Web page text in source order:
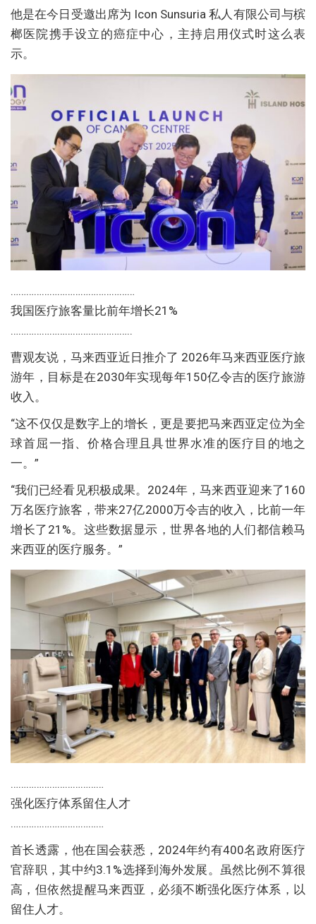
他是在今日受邀出席为 Icon Sunsuria 私人有限公司与槟
榔医院携手设立的癌症中心，主持启用仪式时这么表
示。
…………………………………………
我国医疗旅客量比前年增长21%
………………………………………..
曹观友说，马来西亚近日推介了 2026年马来西亚医疗旅
游年，目标是在2030年实现每年150亿令吉的医疗旅游
收入。
“这不仅仅是数字上的增长，更是要把马来西亚定位为全
球首屈一指、价格合理且具世界水准的医疗目的地之
一。”
“我们已经看见积极成果。2024年，马来西亚迎来了160
万名医疗旅客，带来27亿2000万令吉的收入，比前一年
增长了21%。这些数据显示，世界各地的人们都信赖马
来西亚的医疗服务。”
………………………………
强化医疗体系留住人才
………………………………
首长透露，他在国会获悉，2024年约有400名政府医疗
官辞职，其中约3.1%选择到海外发展。虽然比例不算很
高，但依然提醒马来西亚，必须不断强化医疗体系，以
留住人才。